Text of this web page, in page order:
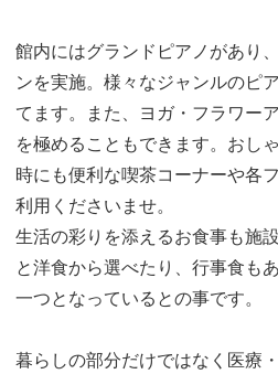
館内にはグランドピアノがあり
ンを実施。様々なジャンルのピ
てます。また、ヨガ・フラワー
を極めることもできます。おし
時にも便利な喫茶コーナーや各
利用くださいませ。
生活の彩りを添えるお食事も施
と洋食から選べたり、行事食も
一つとなっているとの事です。
暮らしの部分だけではなく医療